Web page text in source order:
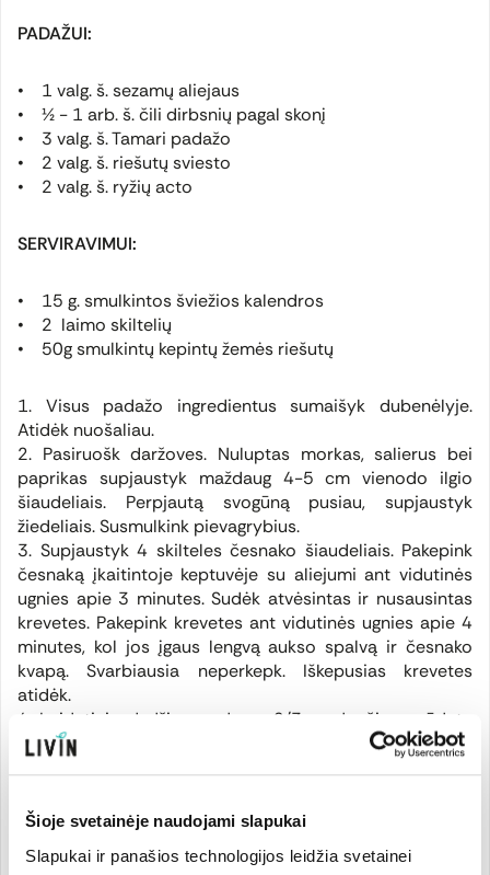
Šioje svetainėje naudojami slapukai
Slapukai ir panašios technologijos leidžia svetainei
PADAŽUI:
• 1 valg. š. sezamų aliejaus
• ½ - 1 arb. š. čili dirbsnių pagal skonį
• 3 valg. š. Tamari padažo
• 2 valg. š. riešutų sviesto
• 2 valg. š. ryžių acto
SERVIRAVIMUI:
• 15 g. smulkintos šviežios kalendros
• 2 laimo skiltelių
• 50g smulkintų kepintų žemės riešutų
1. Visus padažo ingredientus sumaišyk dubenėlyje.
Atidėk nuošaliau.
2. Pasiruošk daržoves. Nuluptas morkas, salierus bei
paprikas supjaustyk maždaug 4-5 cm vienodo ilgio
šiaudeliais. Perpjautą svogūną pusiau, supjaustyk
žiedeliais. Susmulkink pievagrybius.
3. Supjaustyk 4 skilteles česnako šiaudeliais. Pakepink
česnaką įkaitintoje keptuvėje su aliejumi ant vidutinės
ugnies apie 3 minutes. Sudėk atvėsintas ir nusausintas
krevetes. Pakepink krevetes ant vidutinės ugnies apie 4
minutes, kol jos įgaus lengvą aukso spalvą ir česnako
kvapą. Svarbiausia neperkepk. Iškepusias krevetes
atidėk.
4. Į vidutinio dydžio puodą su 2/3 verdančiu pasūdytu
vandeniu, įpilk šaukštą sezamų aliejaus (tinka ir
virtų laisvai. SOBA makaronai virs apie 4-5 minutes.
kad jie nesukibtų. Prieš dedant į keptuvę, makaronus